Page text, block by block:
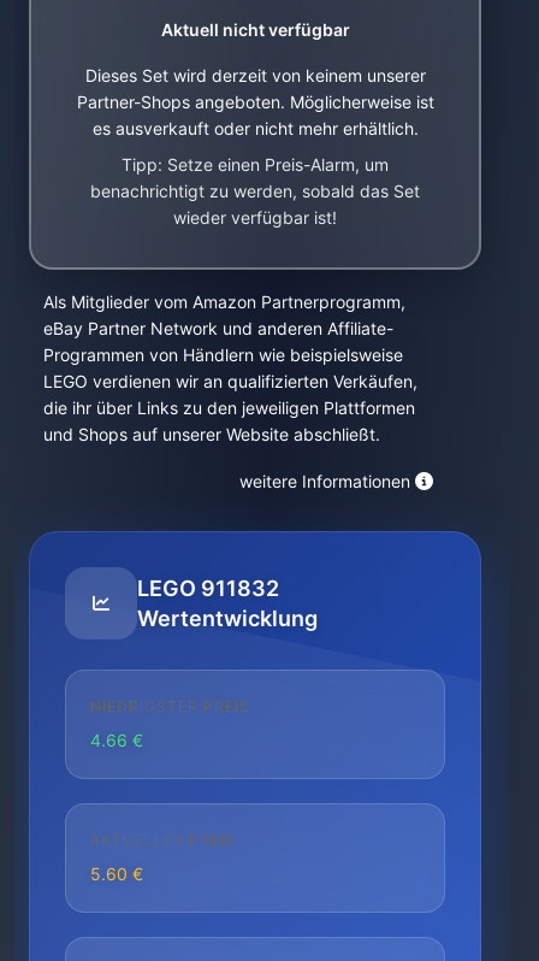
Aktuell nicht verfügbar
Dieses Set wird derzeit von keinem unserer
Partner-Shops angeboten. Möglicherweise ist
es ausverkauft oder nicht mehr erhältlich.
Tipp: Setze einen Preis-Alarm, um
benachrichtigt zu werden, sobald das Set
wieder verfügbar ist!
Als Mitglieder vom Amazon Partnerprogramm,
eBay Partner Network und anderen Affiliate-
Programmen von Händlern wie beispielsweise
LEGO verdienen wir an qualifizierten Verkäufen,
die ihr über Links zu den jeweiligen Plattformen
und Shops auf unserer Website abschließt.
weitere Informationen
LEGO 911832
Wertentwicklung
NIEDRIGSTER PREIS
4.66 €
AKTUELLER PREIS
5.60 €